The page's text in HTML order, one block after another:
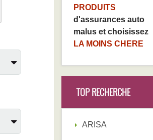
PRODUITS
d'assurances auto
malus et choisissez
LA MOINS CHERE
TOP RECHERCHE
ARISA